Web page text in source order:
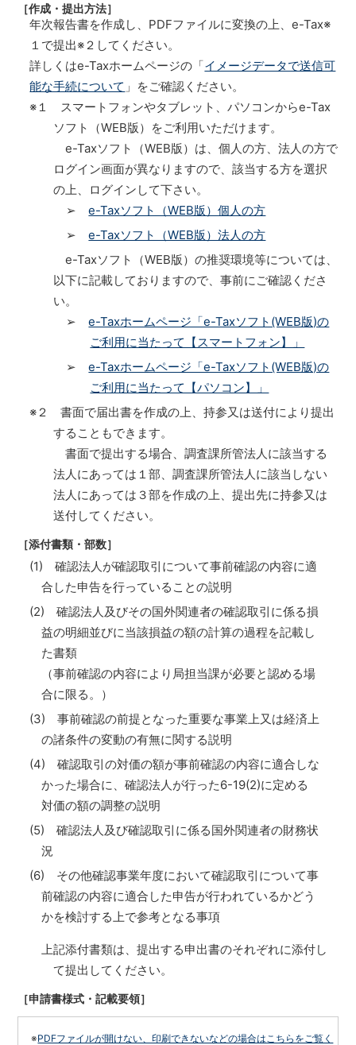
［作成・提出方法］
年次報告書を作成し、PDFファイルに変換の上、e-Tax※
１で提出※２してください。
詳しくはe-Taxホームページの「イメージデータで送信可
能な手続について 」をご確認ください。
※１ スマートフォンやタブレット、パソコンからe-Tax
ソフト（WEB版）をご利用いただけます。
e-Taxソフト（WEB版）は、個人の方、法人の方で
ログイン画面が異なりますので、該当する方を選択
の上、ログインして下さい。
➢e-Taxソフト（WEB版）個人の方
➢e-Taxソフト（WEB版）法人の方
e-Taxソフト（WEB版）の推奨環境等については、
以下に記載しておりますので、事前にご確認くださ
い。
➢e-Taxホームページ「e-Taxソフト(WEB版)の
ご利用に当たって【スマートフォン】」
➢e-Taxホームページ「e-Taxソフト(WEB版)の
ご利用に当たって【パソコン】」
※２ 書面で届出書を作成の上、持参又は送付により提出
することもできます。
書面で提出する場合、調査課所管法人に該当する
法人にあっては１部、調査課所管法人に該当しない
法人にあっては３部を作成の上、提出先に持参又は
送付してください。
［添付書類・部数］
(1) 確認法人が確認取引について事前確認の内容に適
合した申告を行っていることの説明
(2) 確認法人及びその国外関連者の確認取引に係る損
益の明細並びに当該損益の額の計算の過程を記載し
た書類
（事前確認の内容により局担当課が必要と認める場
合に限る。）
(3) 事前確認の前提となった重要な事業上又は経済上
の諸条件の変動の有無に関する説明
(4) 確認取引の対価の額が事前確認の内容に適合しな
かった場合に、確認法人が行った6-19(2)に定める
対価の額の調整の説明
(5) 確認法人及び確認取引に係る国外関連者の財務状
況
(6) その他確認事業年度において確認取引について事
前確認の内容に適合した申告が行われているかどう
かを検討する上で参考となる事項
上記添付書類は、提出する申出書のそれぞれに添付し
て提出してください。
［申請書様式・記載要領］
※PDFファイルが開けない、印刷できないなどの場合はこちらをご覧く